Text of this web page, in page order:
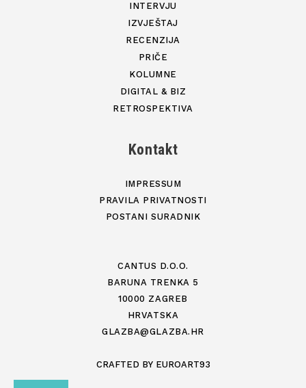
INTERVJU
IZVJEŠTAJ
RECENZIJA
PRIČE
KOLUMNE
DIGITAL & BIZ
RETROSPEKTIVA
Kontakt
IMPRESSUM
PRAVILA PRIVATNOSTI
POSTANI SURADNIK
CANTUS D.O.O.
BARUNA TRENKA 5
10000 ZAGREB
HRVATSKA
GLAZBA@GLAZBA.HR
CRAFTED BY EUROART93